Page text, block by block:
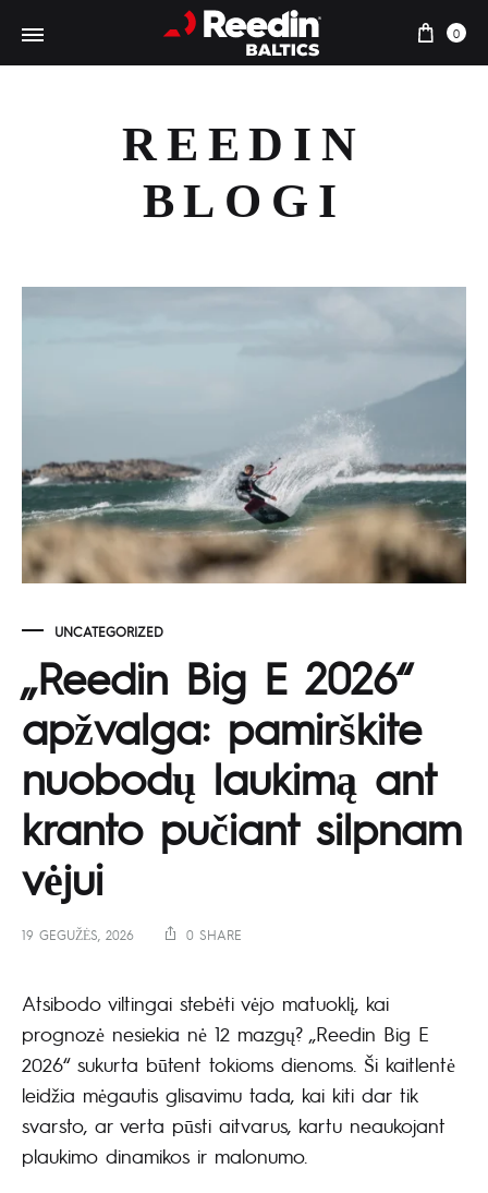
0
REEDIN
BLOGI
UNCATEGORIZED
„Reedin Big E 2026“
apžvalga: pamirškite
nuobodų laukimą ant
kranto pučiant silpnam
vėjui
19 GEGUŽĖS, 2026 0 SHARE
Atsibodo viltingai stebėti vėjo matuoklį, kai
prognozė nesiekia nė 12 mazgų? „Reedin Big E
2026“ sukurta būtent tokioms dienoms. Ši kaitlentė
leidžia mėgautis glisavimu tada, kai kiti dar tik
svarsto, ar verta pūsti aitvarus, kartu neaukojant
plaukimo dinamikos ir malonumo.